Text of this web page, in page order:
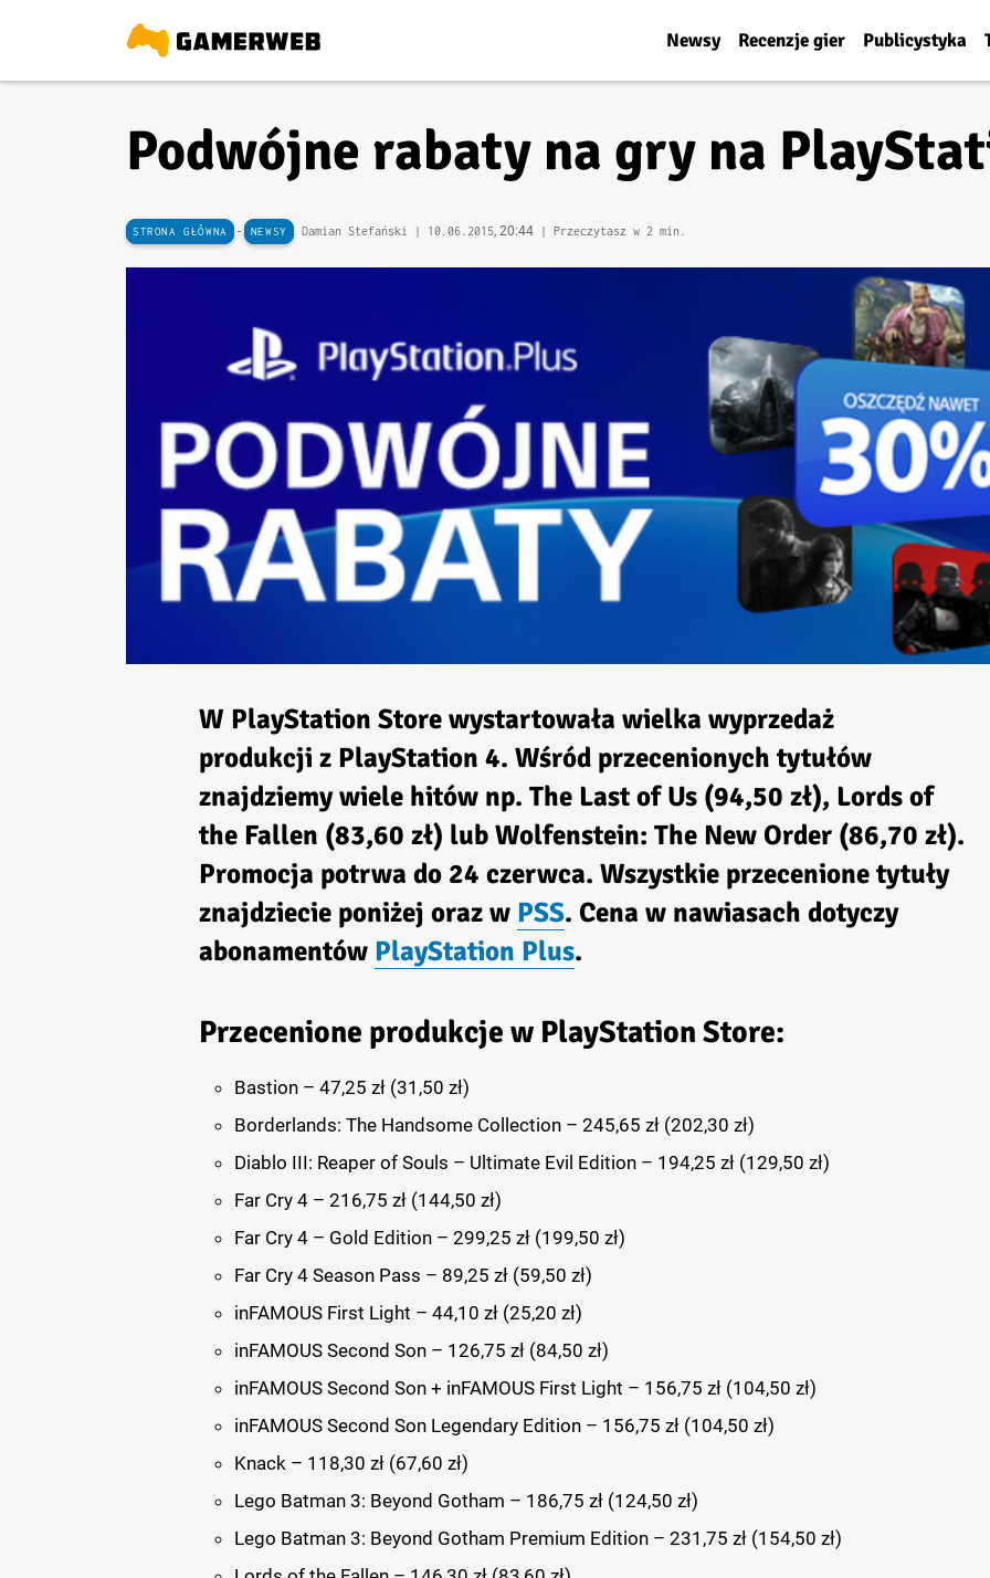
Newsy Recenzje gier Publicystyka
Podwójne rabaty na gry na
STRONA GŁÓWNA - NEWSY Damian Stefański | 10.06.2015, 20:44 | Przeczytasz w 2 min.
W PlayStation Store wystartowała wielka wyprzedaż
produkcji z PlayStation 4. Wśród przecenionych tytułów
znajdziemy wiele hitów np. The Last of Us (94,50 zł), Lords of
the Fallen (83,60 zł) lub Wolfenstein: The New Order (86,70 zł).
Promocja potrwa do 24 czerwca. Wszystkie przecenione tytuły
znajdziecie poniżej oraz w PSS. Cena w nawiasach dotyczy
abonamentów PlayStation Plus.
Przecenione produkcje w PlayStation Store:
Bastion – 47,25 zł (31,50 zł)
Borderlands: The Handsome Collection – 245,65 zł (202,30 zł)
Diablo III: Reaper of Souls – Ultimate Evil Edition – 194,25 zł (129,50 zł)
Far Cry 4 – 216,75 zł (144,50 zł)
Far Cry 4 – Gold Edition – 299,25 zł (199,50 zł)
Far Cry 4 Season Pass – 89,25 zł (59,50 zł)
inFAMOUS First Light – 44,10 zł (25,20 zł)
inFAMOUS Second Son – 126,75 zł (84,50 zł)
inFAMOUS Second Son + inFAMOUS First Light – 156,75 zł (104,50 zł)
inFAMOUS Second Son Legendary Edition – 156,75 zł (104,50 zł)
Knack – 118,30 zł (67,60 zł)
Lego Batman 3: Beyond Gotham – 186,75 zł (124,50 zł)
Lego Batman 3: Beyond Gotham Premium Edition – 231,75 zł (154,50 zł)